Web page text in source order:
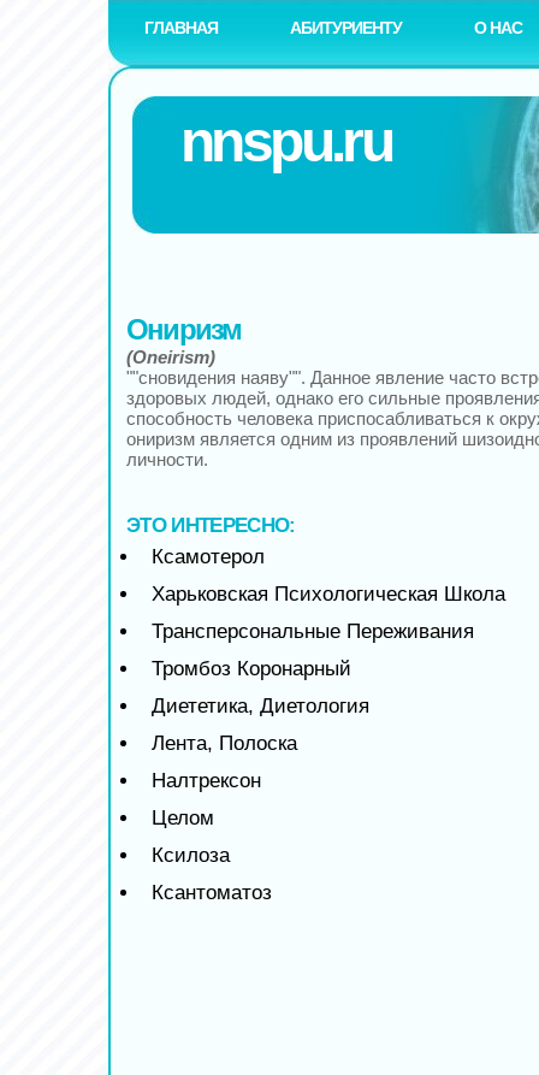
ГЛАВНАЯ АБИТУРИЕНТУ О НАС
nnspu.ru
Ониризм
(Oneirism)
""сновидения наяву"". Данное явление часто
здоровых людей, однако его сильные
способность человека приспосабливаться к
ониризм является одним из проявлений
личности.
ЭТО ИНТЕРЕСНО:
Ксамотерол
Харьковская Психологическая Школа
Трансперсональные Переживания
Тромбоз Коронарный
Диететика, Диетология
Лента, Полоска
Налтрексон
Целом
Ксилоза
Ксантоматоз